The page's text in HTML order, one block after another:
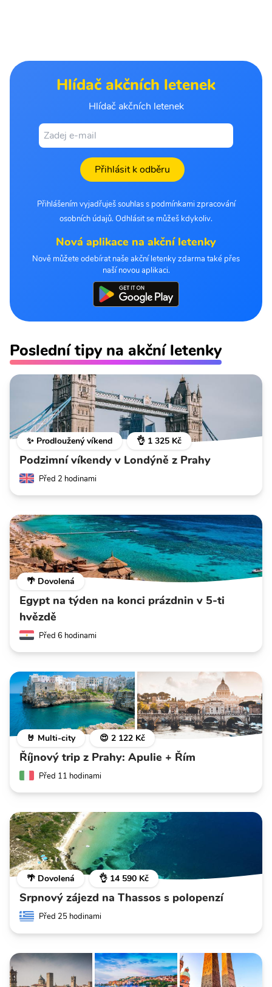
Hlídač akčních letenek
Hlídač akčních letenek
Přihlásit k odběru
Přihlášením vyjadřuješ souhlas s podmínkami zpracování
osobních údajů. Odhlásit se můžeš kdykoliv.
Nová aplikace na akční letenky
Nově můžete odebírat naše akční letenky zdarma také přes
naší novou aplikaci.
Poslední tipy na akční letenky
✨ Prodloužený víkend 👌 1 325 Kč
Podzimní víkendy v Londýně z Prahy
Před 2 hodinami
🌴 Dovolená
Egypt na týden na konci prázdnin v 5-ti
hvězdě
Před 6 hodinami
🤘 Multi-city 😍 2 122 Kč
Říjnový trip z Prahy: Apulie + Řím
Před 11 hodinami
🌴 Dovolená 👌 14 590 Kč
Srpnový zájezd na Thassos s polopenzí
Před 25 hodinami